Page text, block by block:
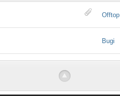
Offtop
Bugi